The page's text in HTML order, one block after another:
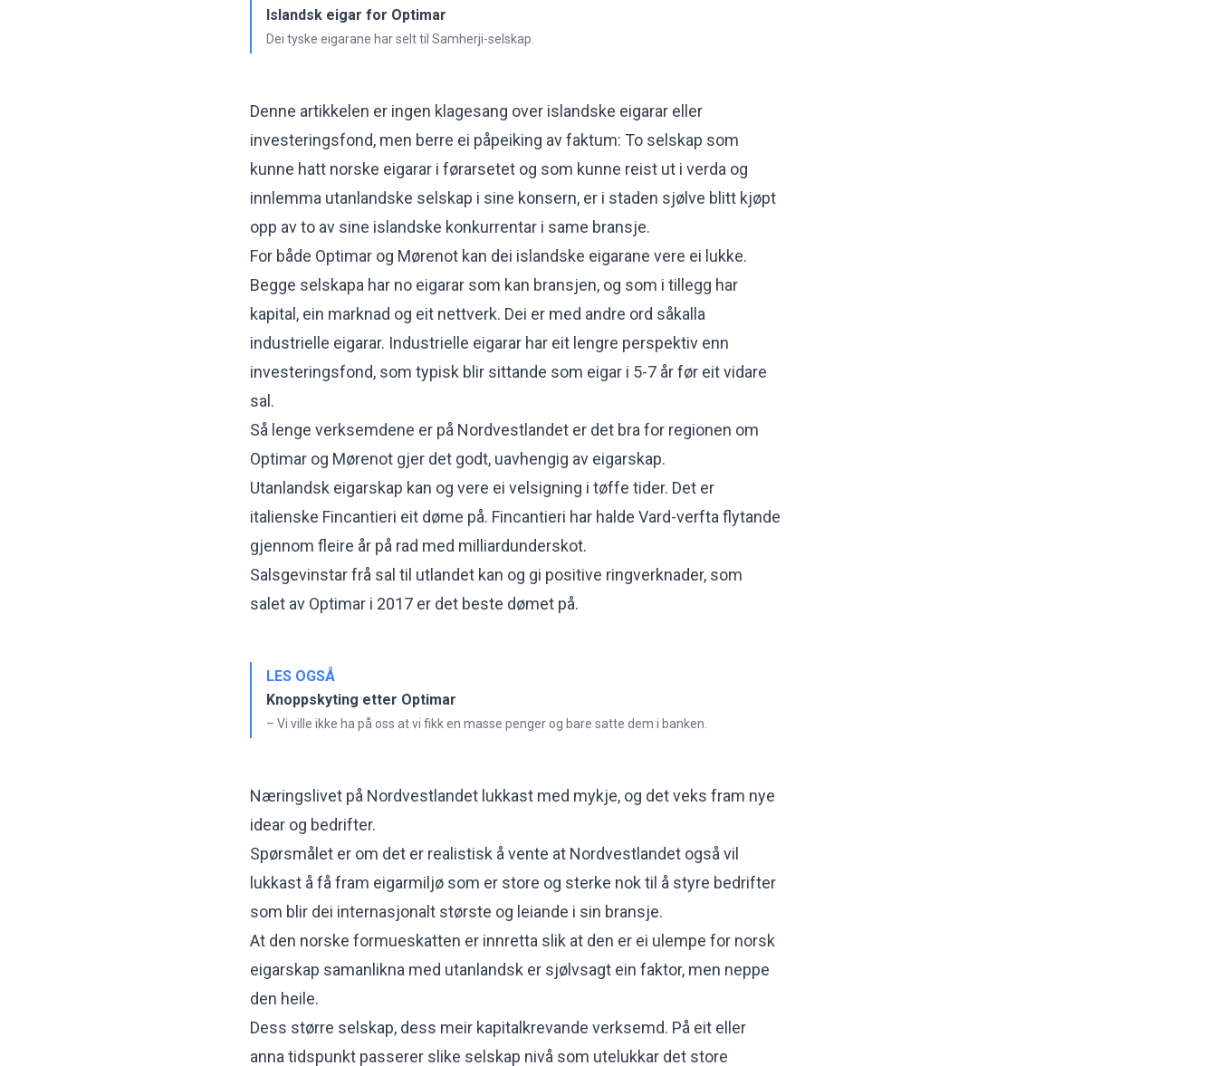
Islandsk eigar for Optimar
Dei tyske eigarane har selt til Samherji-selskap.
Denne artikkelen er ingen klagesang over islandske eigarar eller
investeringsfond, men berre ei påpeiking av faktum: To selskap som
kunne hatt norske eigarar i førarsetet og som kunne reist ut i verda og
innlemma utanlandske selskap i sine konsern, er i staden sjølve blitt kjøpt
opp av to av sine islandske konkurrentar i same bransje.
For både Optimar og Mørenot kan dei islandske eigarane vere ei lukke.
Begge selskapa har no eigarar som kan bransjen, og som i tillegg har
kapital, ein marknad og eit nettverk. Dei er med andre ord såkalla
industrielle eigarar. Industrielle eigarar har eit lengre perspektiv enn
investeringsfond, som typisk blir sittande som eigar i 5-7 år før eit vidare
sal.
Så lenge verksemdene er på Nordvestlandet er det bra for regionen om
Optimar og Mørenot gjer det godt, uavhengig av eigarskap.
Utanlandsk eigarskap kan og vere ei velsigning i tøffe tider. Det er
italienske Fincantieri eit døme på. Fincantieri har halde Vard-verfta flytande
gjennom fleire år på rad med milliardunderskot.
Salsgevinstar frå sal til utlandet kan og gi positive ringverknader, som
salet av Optimar i 2017 er det beste dømet på.
LES OGSÅ
Knoppskyting etter Optimar
– Vi ville ikke ha på oss at vi fikk en masse penger og bare satte dem i banken.
Næringslivet på Nordvestlandet lukkast med mykje, og det veks fram nye
idear og bedrifter.
Spørsmålet er om det er realistisk å vente at Nordvestlandet også vil
lukkast å få fram eigarmiljø som er store og sterke nok til å styre bedrifter
som blir dei internasjonalt største og leiande i sin bransje.
At den norske formueskatten er innretta slik at den er ei ulempe for norsk
eigarskap samanlikna med utanlandsk er sjølvsagt ein faktor, men neppe
den heile.
Dess større selskap, dess meir kapitalkrevande verksemd. På eit eller
anna tidspunkt passerer slike selskap nivå som utelukkar det store